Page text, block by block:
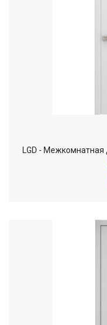
LGD - Межкомнатная